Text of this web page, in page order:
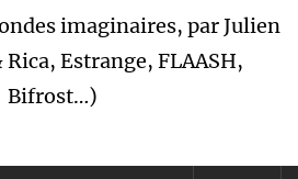
imaginaires, par Julien
Estrange, FLAASH,
Bifrost…)